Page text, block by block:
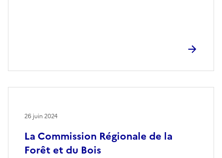
La Commission Régionale de la
Forêt et du Bois
26 juin 2024